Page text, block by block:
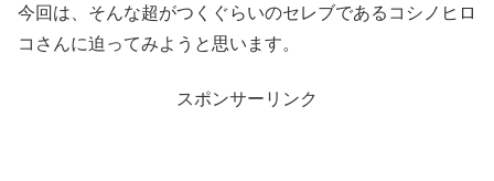
今回は、そんな超がつくぐらいのセレブであるコシノヒロ
コさんに迫ってみようと思います。
スポンサーリンク